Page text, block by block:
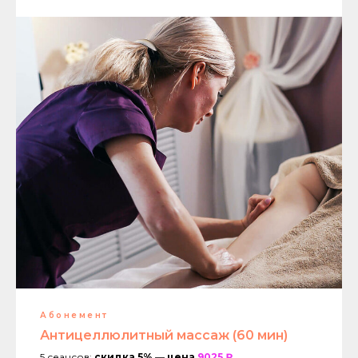
Абонемент
Антицеллюлитный массаж (60 мин)